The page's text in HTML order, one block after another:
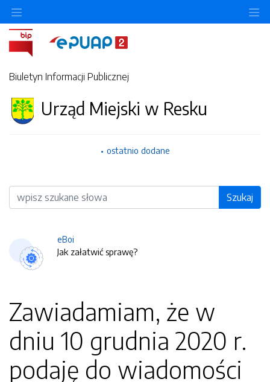
Biuletyn Informacji Publicznej
Urząd Miejski w Resku
ostatnio dodane
Wyszukiwarka Szukaj
eBoi
Jak załatwić sprawę?
Zawiadamiam, że w
dniu 10 grudnia 2020 r.
podaję do wiadomości